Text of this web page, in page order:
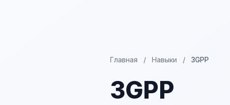
Главная / Навыки / 3GPP
3GPP